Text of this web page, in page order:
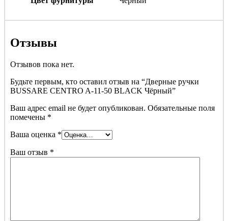
Отзывы
Отзывов пока нет.
Будьте первым, кто оставил отзыв на “Дверные ручки
BUSSARE CENTRO A-11-50 BLACK Чёрный”
Ваш адрес email не будет опубликован. Обязательные поля
помечены *
Ваша оценка *
Ваш отзыв *